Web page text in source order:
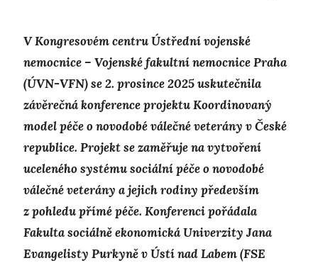
V Kongresovém centru Ústřední vojenské
nemocnice – Vojenské fakultní nemocnice Praha
(ÚVN-VFN) se 2. prosince 2025 uskutečnila
závěrečná konference projektu Koordinovaný
model péče o novodobé válečné veterány v České
republice. Projekt se zaměřuje na vytvoření
uceleného systému sociální péče o novodobé
válečné veterány a jejich rodiny především
z pohledu přímé péče. Konferenci pořádala
Fakulta sociálně ekonomická Univerzity Jana
Evangelisty Purkyně v Ústí nad Labem (FSE